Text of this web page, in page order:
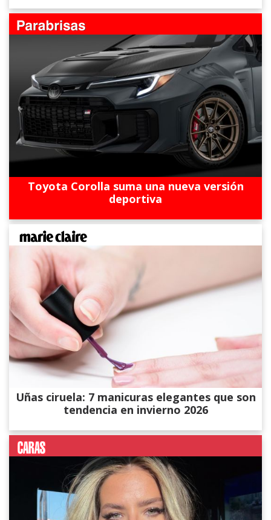
Toyota Corolla suma una nueva versión
deportiva
Uñas ciruela: 7 manicuras elegantes que son
tendencia en invierno 2026